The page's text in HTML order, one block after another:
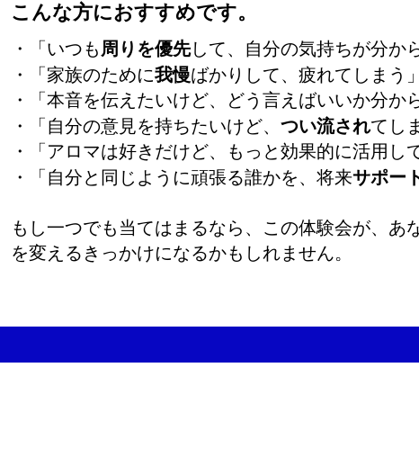
こんな方におすすめです。
・「いつも 周りを優先して、自分の気持ちが分か
・「家族のために我慢ばかりして、疲れてしまう 」
・「本音を伝えたいけど、どう言えばいいか分か
・「自分の意見を持ちたいけど、つい流されてし
・「アロマは好きだけど、もっと効果的に活用し
・「自分と同じように頑張る誰かを、将来サポー
もし一つでも当てはまるなら、この体験会が、あ
を変えるきっかけになるかもしれません。